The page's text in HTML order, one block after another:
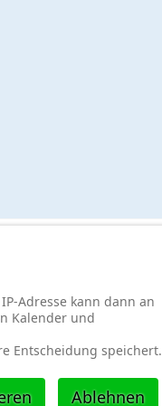
Adresse kann dann an
Kalender und
Entscheidung speichert.
Ablehnen